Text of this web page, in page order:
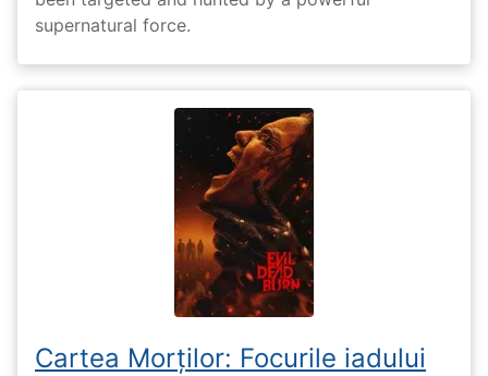
supernatural force.
Cartea Morților: Focurile iadului